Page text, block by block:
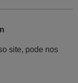
site, pode nos